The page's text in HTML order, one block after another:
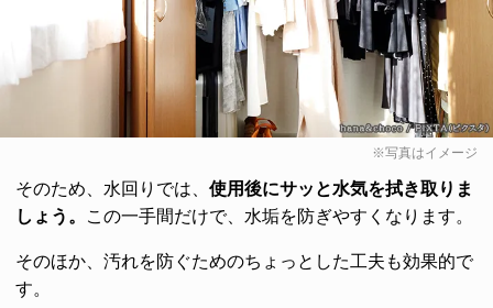
※写真はイメージ
そのため、水回りでは、 使用後にサッと水気を拭き取りま
しょう。
この一手間だけで、水垢を防ぎやすくなります。
そのほか、汚れを防ぐためのちょっとした工夫も効果的で
す。